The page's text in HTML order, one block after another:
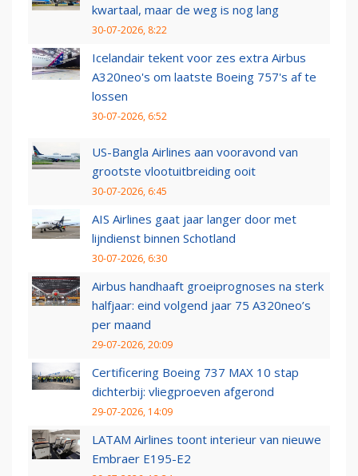
kwartaal, maar de weg is nog lang
30-07-2026, 8:22
Icelandair tekent voor zes extra Airbus
A320neo's om laatste Boeing 757's af te
lossen
30-07-2026, 6:52
US-Bangla Airlines aan vooravond van
grootste vlootuitbreiding ooit
30-07-2026, 6:45
AIS Airlines gaat jaar langer door met
lijndienst binnen Schotland
30-07-2026, 6:30
Airbus handhaaft groeiprognoses na sterk
halfjaar: eind volgend jaar 75 A320neo’s
per maand
29-07-2026, 20:09
Certificering Boeing 737 MAX 10 stap
dichterbij: vliegproeven afgerond
29-07-2026, 14:09
LATAM Airlines toont interieur van nieuwe
Embraer E195-E2